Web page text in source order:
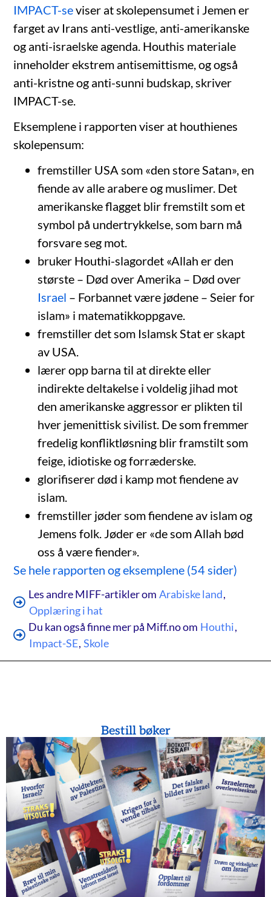
IMPACT-seviser at skolepensumet i Jemen er
farget av Irans anti-vestlige, anti-amerikanske
og anti-israelske agenda. Houthis materiale
inneholder ekstrem antisemittisme, og også
anti-kristne og anti-sunni budskap, skriver
IMPACT-se.
Eksemplene i rapporten viser at houthienes
skolepensum:
fremstiller USA som «den store Satan», en
fiende av alle arabere og muslimer. Det
amerikanske flagget blir fremstilt som et
symbol på undertrykkelse, som barn må
forsvare seg mot.
bruker Houthi-slagordet «Allah er den
største – Død over Amerika – Død over
Israel – Forbannet være jødene – Seier for
islam» i matematikkoppgave.
fremstiller det som Islamsk Stat er skapt
av USA.
lærer opp barna til at direkte eller
indirekte deltakelse i voldelig jihad mot
den amerikanske aggressor er plikten til
hver jemenittisk sivilist. De som fremmer
fredelig konfliktløsning blir framstilt som
feige, idiotiske og forræderske.
glorifiserer død i kamp mot fiendene av
islam.
fremstiller jøder som fiendene av islam og
Jemens folk. Jøder er «de som Allah bød
oss å være fiender».
Se hele rapporten og eksemplene (54 sider)
Les andre MIFF-artikler om Arabiske land,
Opplæring i hat
Du kan også finne mer på Miff.no om Houthi,
Impact-SE, Skole
Bestill bøker